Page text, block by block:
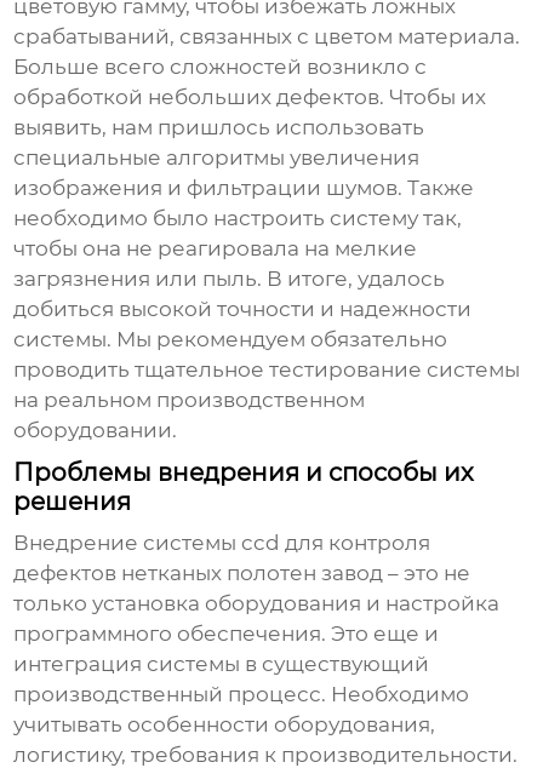
цветовую гамму, чтобы избежать ложных
срабатываний, связанных с цветом материала.
Больше всего сложностей возникло с
обработкой небольших дефектов. Чтобы их
выявить, нам пришлось использовать
специальные алгоритмы увеличения
изображения и фильтрации шумов. Также
необходимо было настроить систему так,
чтобы она не реагировала на мелкие
загрязнения или пыль. В итоге, удалось
добиться высокой точности и надежности
системы. Мы рекомендуем обязательно
проводить тщательное тестирование системы
на реальном производственном
оборудовании.
Проблемы внедрения и способы их
решения
Внедрение системыccd для контроля
дефектов нетканых полотен завод – это не
только установка оборудования и настройка
программного обеспечения. Это еще и
интеграция системы в существующий
производственный процесс. Необходимо
учитывать особенности оборудования,
логистику, требования к производительности.